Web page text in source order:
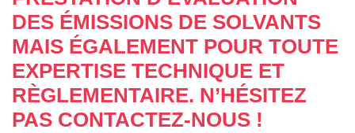
DES ÉMISSIONS DE SOLVANTS
MAIS ÉGALEMENT POUR TOUTE
EXPERTISE TECHNIQUE ET
RÈGLEMENTAIRE. N’HÉSITEZ
PAS CONTACTEZ-NOUS !